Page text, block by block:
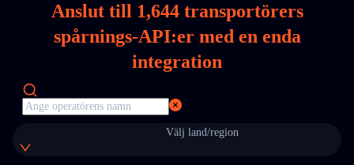
Anslut till 1,644transportörers
spårnings-API:er med en enda
integration
Välj land/region